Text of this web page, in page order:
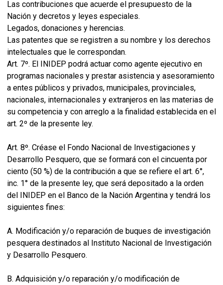
Las contribuciones que acuerde el presupuesto de la
Nación y decretos y leyes especiales.
Legados, donaciones y herencias.
Las patentes que se registren a su nombre y los derechos
intelectuales que le correspondan.
Art. 7º. El INIDEP podrá actuar como agente ejecutivo en
programas nacionales y prestar asistencia y asesoramiento
a entes públicos y privados, municipales, provinciales,
nacionales, internacionales y extranjeros en las materias de
su competencia y con arreglo a la finalidad establecida en el
art. 2º de la presente ley.
Art. 8º. Créase el Fondo Nacional de Investigaciones y
Desarrollo Pesquero, que se formará con el cincuenta por
ciento (50 %) de la contribución a que se refiere el art. 6°,
inc. 1° de la presente ley, que será depositado a la orden
del INIDEP en el Banco de la Nación Argentina y tendrá los
siguientes fines:
A. Modificación y/o reparación de buques de investigación
pesquera destinados al Instituto Nacional de Investigación
y Desarrollo Pesquero.
B. Adquisición y/o reparación y/o modificación de